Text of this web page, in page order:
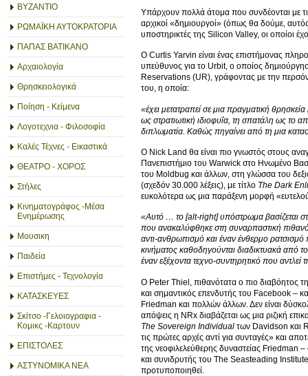
ΒΥΖΑΝΤΙΟ
ΡΩΜΑΪΚΗ ΑΥΤΟΚΡΑΤΟΡΙΑ
ΠΑΠΑΣ ΒΑΤΙΚΑΝΟ
Αρχαιολογία
Θρησκειολογικά
Ποίηση - Κείμενα
Λογοτεχνια - Φιλοσοφία
Καλές Τέχνες - Εικαστικά
ΘΕΑΤΡΟ - ΧΟΡΟΣ
Στήλες
Κινηματογράφος -Μέσα
Ενημέρωσης
Μουσικη
Παιδεία
Επιστήμες - Τεχνολογία
ΚΑΤΑΣΚΕΥΕΣ
Σκίτσο -Γελοιογραφια -
Κομικς -Καρτουν
ΕΠΙΣΤΟΛΕΣ
ΑΣΤΥΝΟΜΙΚΑ ΝΕΑ
Υπάρχουν πολλά άτομα που συνδέονται με
αρχικοί «δημιουργοί» (όπως θα δούμε,
υποστηρικτές της Silicon Valley, οι οποίοι
Ο Curtis Yarvin είναι ένας επιστήμονας
υπεύθυνος για το Urbit, ο οποίος
Reservations (UR), γράφοντας με την
του, η οποία:
«έχει μετατραπεί σε μια πραγματική θρησκεία
ως στρατιωτική ιδιοφυΐα, τη σπατάλη ως το
διπλωματία. Καθώς πηγαίνει από τη μια
Ο Nick Land θα είναι πιο γνωστός στους
Πανεπιστήμιο του Warwick στο Ηνωμένο
του Moldbug και άλλων, στη γλώσσα του
(σχεδόν 30.000 λέξεις), με τίτλο The Dark
ευκολότερα ως μια παράξενη μορφή
«Αυτό … το [alt-right] υπόστρωμα βασίζεται
που ανακαλύφθηκε στη συναρπαστική
αντι-ανθρωπισμό και έναν ένθερμο ρατσισμό
κινήματος καθοδηγούνται διαδικτυακά
έναν εξέχοντα τεχνο-συντηρητικό που
Ο Peter Thiel, πιθανότατα ο πιο διαβόητος
και σημαντικός επενδυτής του Facebook –
Friedman και πολλών άλλων. Δεν είναι
απόψεις η NRx διαβάζεται ως μια ριζική
The Sovereign Individual των Davidson και
τις πρώτες αρχές αντί για συνταγές» και
της νεοφιλελεύθερης δυναστείας Friedman
και συνιδρυτής του The Seasteading
προτυποποιηθεί.